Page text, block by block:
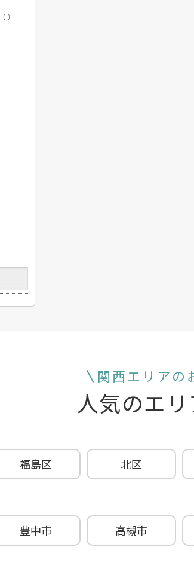
(-)
関西エリアの
人気のエリ
福島区 北区
豊中市 高槻市